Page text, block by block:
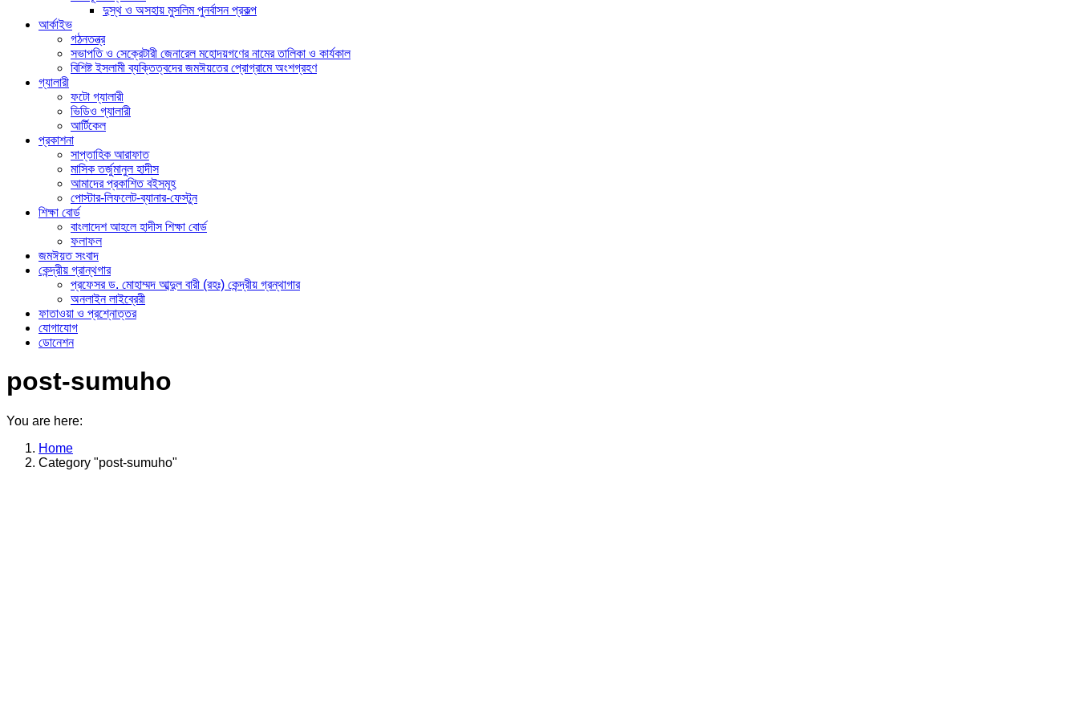
দুস্থ ও অসহায় মুসলিম পুনর্বাসন প্রকল্প
আর্কাইভ
গঠনতন্ত্র
সভাপতি ও সেক্রেটারী জেনারেল মহোদয়গণের নামের তালিকা ও কার্যকাল
বিশিষ্ট ইসলামী ব্যক্তিত্বদের জমঈয়তের প্রোগ্রামে অংশগ্রহণ
গ্যালারী
ফটো গ্যালারী
ভিডিও গ্যালারী
আর্টিকেল
প্রকাশনা
সাপ্তাহিক আরাফাত
মাসিক তর্জুমানুল হাদীস
আমাদের প্রকাশিত বইসমূহ
পোস্টার-লিফলেট-ব্যানার-ফেস্টুন
শিক্ষা বোর্ড
বাংলাদেশ আহলে হাদীস শিক্ষা বোর্ড
ফলাফল
জমঈয়ত সংবাদ
কেন্দ্রীয় গ্রান্থগার
প্রফেসর ড. মোহাম্মদ আব্দুল বারী (রহঃ) কেন্দ্রীয় গ্রন্থাগার
অনলাইন লাইব্রেরী
ফাতাওয়া ও প্রশ্নোত্তর
যোগাযোগ
ডোনেশন
post-sumuho
You are here:
Home
Category "post-sumuho"